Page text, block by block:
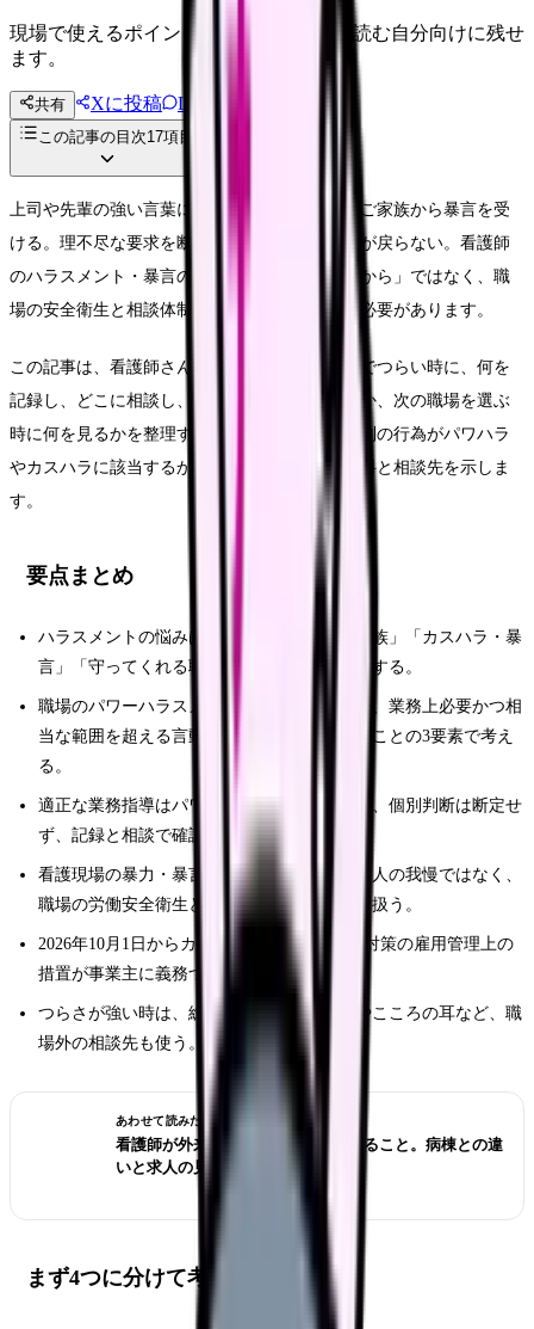
現場で使えるポイントを、同僚やあとで読む自分向けに残せ
ます。
共有 Xに投稿 LINE
投稿文コピー
この記事の目次17項目
上司や先輩の強い言葉に萎縮する。患者さんやご家族から暴言を受
ける。理不尽な要求を断れず、勤務後も気持ちが戻らない。看護師
のハラスメント・暴言の悩みは、「自分が弱いから」ではなく、職
場の安全衛生と相談体制の問題として整理する必要があります。
この記事は、看護師さんがハラスメントや暴言でつらい時に、何を
記録し、どこに相談し、今の職場で改善できるか、次の職場を選ぶ
時に何を見るかを整理する完全ガイドです。個別の行為がパワハラ
やカスハラに該当するかは断定せず、判断の材料と相談先を示しま
す。
要点まとめ
ハラスメントの悩みは「職場内」「患者・家族」「カスハラ・暴
言」「守ってくれる職場選び」に分けて整理する。
職場のパワーハラスメントは、優越的な関係、業務上必要かつ相
当な範囲を超える言動、就業環境が害されることの3要素で考え
る。
適正な業務指導はパワハラに該当しないため、個別判断は断定せ
ず、記録と相談で確認する。
看護現場の暴力・暴言・ハラスメントは、個人の我慢ではなく、
職場の労働安全衛生と組織対応の問題として扱う。
2026年10月1日からカスタマーハラスメント対策の雇用管理上の
措置が事業主に義務づけられる。
つらさが強い時は、総合労働相談コーナーやこころの耳など、職
場外の相談先も使う。
あわせて読みたい
看護師が外来へ転職する前に確認すること。病棟との違
いと求人の見方
まず4つに分けて考える